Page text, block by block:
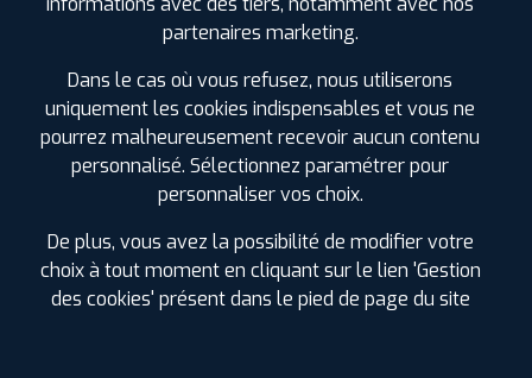
partenaires marketing.
Dans le cas où vous refusez, nous utiliserons
uniquement les cookies indispensables et vous ne
pourrez malheureusement recevoir aucun contenu
personnalisé. Sélectionnez paramétrer pour
personnaliser vos choix.
De plus, vous avez la possibilité de modifier votre
choix à tout moment en cliquant sur le lien 'Gestion
des cookies' présent dans le pied de page du site